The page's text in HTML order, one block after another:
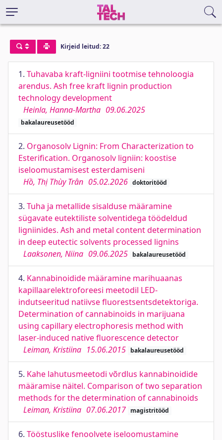
Kirjeid leitud: 22
1. Tuhavaba kraft-ligniini tootmise tehnoloogia
arendus. Ash free kraft lignin production
technology development
Heinla, Hanna-Martha 09.06.2025
bakalaureusetööd
2. Organosolv Lignin: From Characterization to
Esterification. Organosolv ligniin: koostise
iseloomustamisest esterdamiseni
Hồ, Thị Thùy Trân 05.02.2026 doktoritööd
3. Tuha ja metallide sisalduse määramine
sügavate eutektiliste solventidega töödeldud
ligniinides. Ash and metal content determination
in deep eutectic solvents processed lignins
Laaksonen, Niina 09.06.2025 bakalaureusetööd
4. Kannabinoidide määramine marihuaanas
kapillaarelektroforeesi meetodil LED-
indutseeritud natiivse fluorestsentsdetektoriga.
Determination of cannabinoids in marijuana
using capillary electrophoresis method with
laser-induced native fluorescence detector
Leiman, Kristiina 15.06.2015 bakalaureusetööd
5. Kahe lahutusmeetodi võrdlus kannabinoidide
määramise näitel. Comparison of two separation
methods for the determination of cannabinoids
Leiman, Kristiina 07.06.2017 magistritööd
6. Tööstuslike fenoolvete iseloomustamine